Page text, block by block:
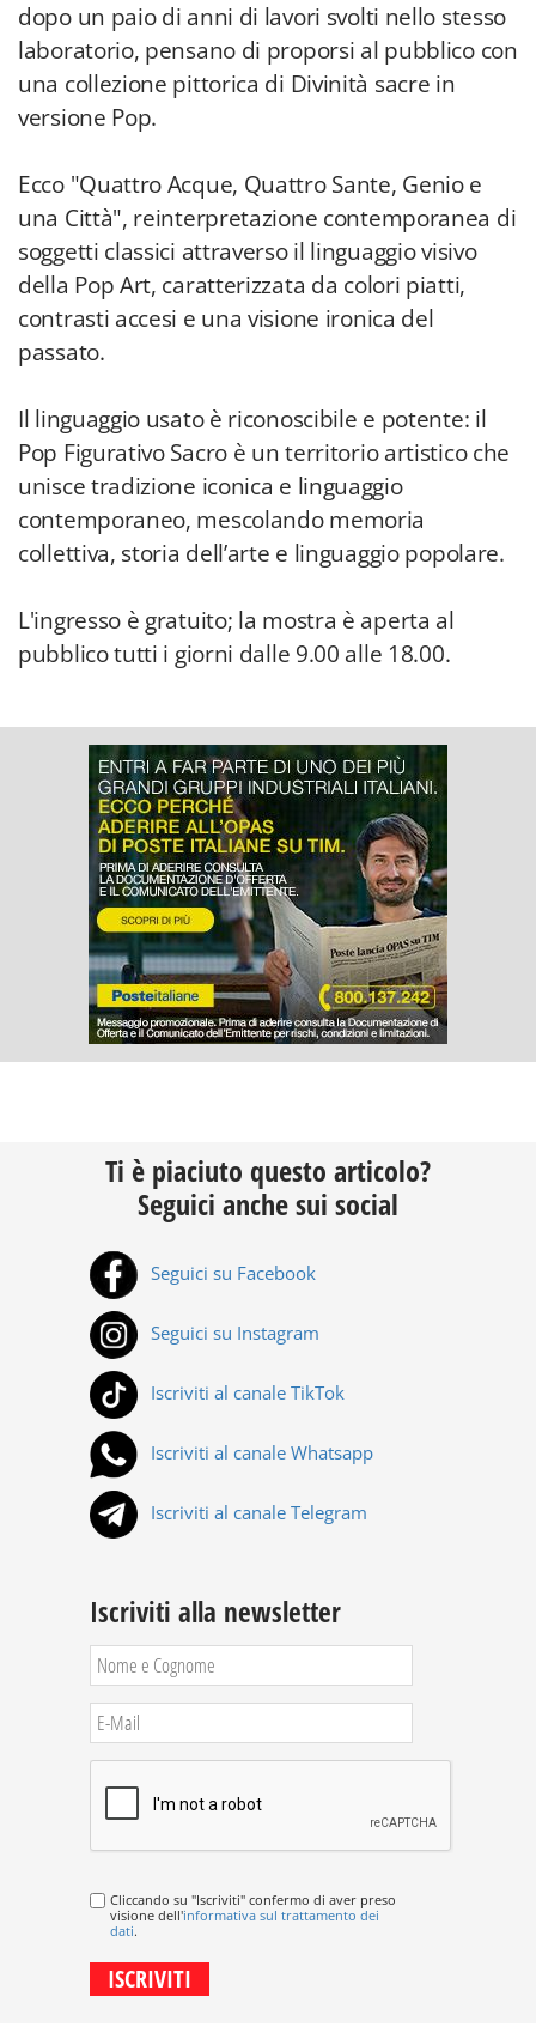
dopo un paio di anni di lavori svolti nello stesso
laboratorio, pensano di proporsi al pubblico con
una collezione pittorica di Divinità sacre in
versione Pop.
Ecco "Quattro Acque, Quattro Sante, Genio e
una Città", reinterpretazione contemporanea di
soggetti classici attraverso il linguaggio visivo
della Pop Art, caratterizzata da colori piatti,
contrasti accesi e una visione ironica del
passato.
Il linguaggio usato è riconoscibile e potente: il
Pop Figurativo Sacro è un territorio artistico che
unisce tradizione iconica e linguaggio
contemporaneo, mescolando memoria
collettiva, storia dell’arte e linguaggio popolare.
L'ingresso è gratuito; la mostra è aperta al
pubblico tutti i giorni dalle 9.00 alle 18.00.
Ti è piaciuto questo articolo?
Seguici anche sui social
Seguici su Facebook
Seguici su Instagram
Iscriviti al canale TikTok
Iscriviti al canale Whatsapp
Iscriviti al canale Telegram
Iscriviti alla newsletter
Cliccando su "Iscriviti" confermo di aver preso
visione dell'informativa sul trattamento dei
dati.